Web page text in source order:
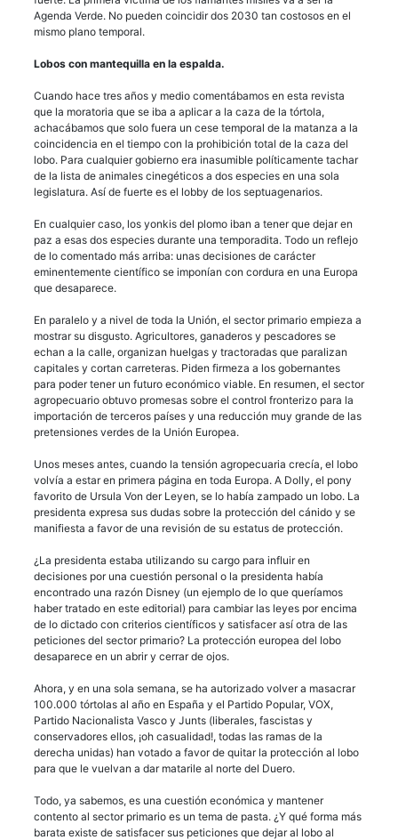
Agenda Verde. No pueden coincidir dos 2030 tan costosos en el
mismo plano temporal.
Lobos con mantequilla en la espalda.
Cuando hace tres años y medio comentábamos en esta revista
que la moratoria que se iba a aplicar a la caza de la tórtola,
achacábamos que solo fuera un cese temporal de la matanza a la
coincidencia en el tiempo con la prohibición total de la caza del
lobo. Para cualquier gobierno era inasumible políticamente tachar
de la lista de animales cinegéticos a dos especies en una sola
legislatura. Así de fuerte es el lobby de los septuagenarios.
En cualquier caso, los yonkis del plomo iban a tener que dejar en
paz a esas dos especies durante una temporadita. Todo un reflejo
de lo comentado más arriba: unas decisiones de carácter
eminentemente científico se imponían con cordura en una Europa
que desaparece.
En paralelo y a nivel de toda la Unión, el sector primario empieza a
mostrar su disgusto. Agricultores, ganaderos y pescadores se
echan a la calle, organizan huelgas y tractoradas que paralizan
capitales y cortan carreteras. Piden firmeza a los gobernantes
para poder tener un futuro económico viable. En resumen, el sector
agropecuario obtuvo promesas sobre el control fronterizo para la
importación de terceros países y una reducción muy grande de las
pretensiones verdes de la Unión Europea.
Unos meses antes, cuando la tensión agropecuaria crecía, el lobo
volvía a estar en primera página en toda Europa. A Dolly, el pony
favorito de Ursula Von der Leyen, se lo había zampado un lobo. La
presidenta expresa sus dudas sobre la protección del cánido y se
manifiesta a favor de una revisión de su estatus de protección.
¿La presidenta estaba utilizando su cargo para influir en
decisiones por una cuestión personal o la presidenta había
encontrado una razón Disney (un ejemplo de lo que queríamos
haber tratado en este editorial) para cambiar las leyes por encima
de lo dictado con criterios científicos y satisfacer así otra de las
peticiones del sector primario? La protección europea del lobo
desaparece en un abrir y cerrar de ojos.
Ahora, y en una sola semana, se ha autorizado volver a masacrar
100.000 tórtolas al año en España y el Partido Popular, VOX,
Partido Nacionalista Vasco y Junts (liberales, fascistas y
conservadores ellos, ¡oh casualidad!, todas las ramas de la
derecha unidas) han votado a favor de quitar la protección al lobo
para que le vuelvan a dar matarile al norte del Duero.
Todo, ya sabemos, es una cuestión económica y mantener
contento al sector primario es un tema de pasta. ¿Y qué forma más
barata existe de satisfacer sus peticiones que dejar al lobo al